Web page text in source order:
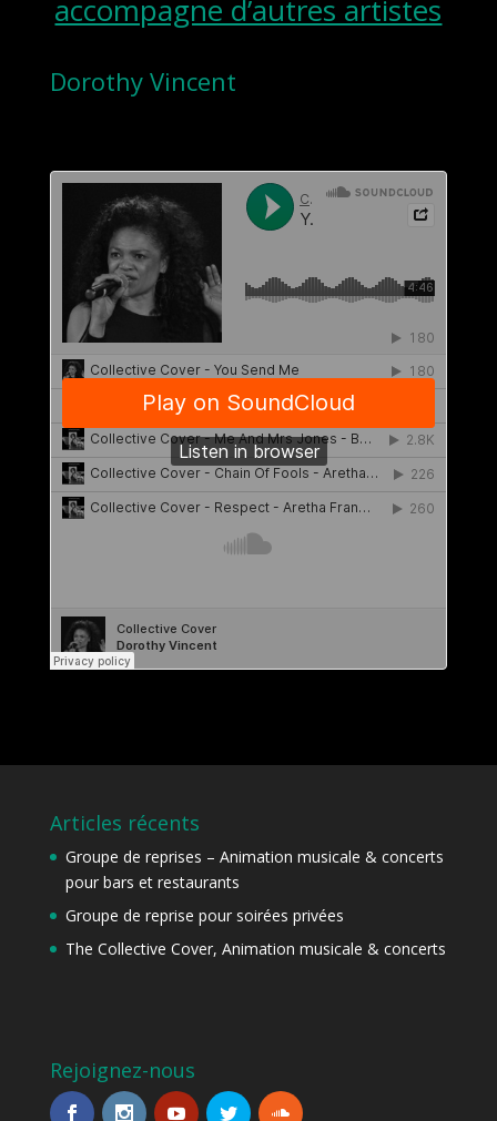
accompagne d’autres artistes
Dorothy Vincent
Articles récents
Groupe de reprises – Animation musicale & concerts
pour bars et restaurants
Groupe de reprise pour soirées privées
The Collective Cover, Animation musicale & concerts
Rejoignez-nous